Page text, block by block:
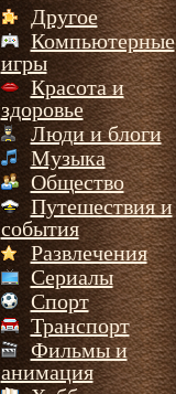
Другое
Компьютерные
игры
Красота и
здоровье
Люди и блоги
Музыка
Общество
Путешествия и
события
Развлечения
Сериалы
Спорт
Транспорт
Фильмы и
анимация